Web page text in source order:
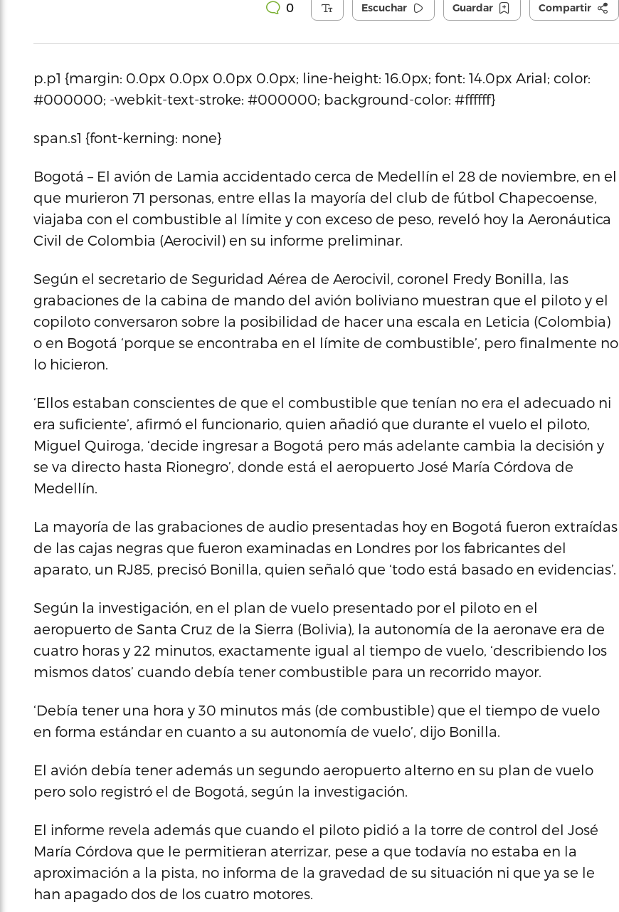
0 Escuchar Guardar Compartir
p.p1 {margin: 0.0px 0.0px 0.0px 0.0px; line-height: 16.0px; font: 14.0px Arial; color:
#000000; -webkit-text-stroke: #000000; background-color: #ffffff}
span.s1 {font-kerning: none}
Bogotá – El avión de Lamia accidentado cerca de Medellín el 28 de noviembre, en el
que murieron 71 personas, entre ellas la mayoría del club de fútbol Chapecoense,
viajaba con el combustible al límite y con exceso de peso, reveló hoy la Aeronáutica
Civil de Colombia (Aerocivil) en su informe preliminar.
Según el secretario de Seguridad Aérea de Aerocivil, coronel Fredy Bonilla, las
grabaciones de la cabina de mando del avión boliviano muestran que el piloto y el
copiloto conversaron sobre la posibilidad de hacer una escala en Leticia (Colombia)
o en Bogotá ‘porque se encontraba en el límite de combustible’, pero finalmente no
lo hicieron.
‘Ellos estaban conscientes de que el combustible que tenían no era el adecuado ni
era suficiente’, afirmó el funcionario, quien añadió que durante el vuelo el piloto,
Miguel Quiroga, ‘decide ingresar a Bogotá pero más adelante cambia la decisión y
se va directo hasta Rionegro’, donde está el aeropuerto José María Córdova de
Medellín.
La mayoría de las grabaciones de audio presentadas hoy en Bogotá fueron extraídas
de las cajas negras que fueron examinadas en Londres por los fabricantes del
aparato, un RJ85, precisó Bonilla, quien señaló que ‘todo está basado en evidencias’.
Según la investigación, en el plan de vuelo presentado por el piloto en el
aeropuerto de Santa Cruz de la Sierra (Bolivia), la autonomía de la aeronave era de
cuatro horas y 22 minutos, exactamente igual al tiempo de vuelo, ‘describiendo los
mismos datos’ cuando debía tener combustible para un recorrido mayor.
‘Debía tener una hora y 30 minutos más (de combustible) que el tiempo de vuelo
en forma estándar en cuanto a su autonomía de vuelo’, dijo Bonilla.
El avión debía tener además un segundo aeropuerto alterno en su plan de vuelo
pero solo registró el de Bogotá, según la investigación.
El informe revela además que cuando el piloto pidió a la torre de control del José
María Córdova que le permitieran aterrizar, pese a que todavía no estaba en la
aproximación a la pista, no informa de la gravedad de su situación ni que ya se le
han apagado dos de los cuatro motores.